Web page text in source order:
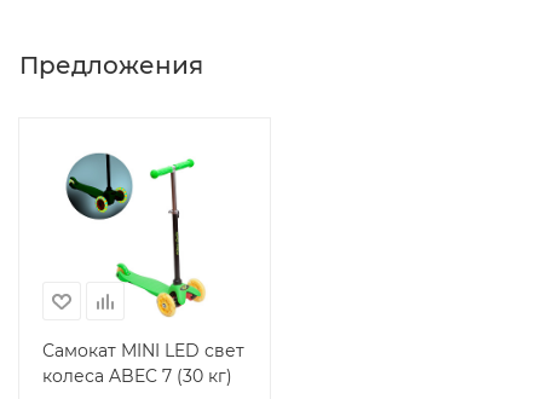
Предложения
Самокат MINI LED свет
колеса ABEC 7 (30 кг)